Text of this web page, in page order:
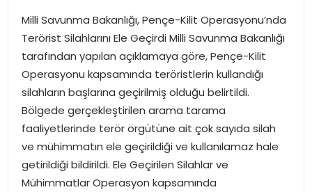
EKONOMI
MAGAZIN
SAĞLIK
SIYASET
SPOR
Milli Savunma Bakanlığı, Pençe-Kilit Operasyonu’nda
Terörist Silahlarını Ele Geçirdi Milli Savunma Bakanlığı
tarafından yapılan açıklamaya göre, Pençe-Kilit
Operasyonu kapsamında teröristlerin kullandığı
silahların başlarına geçirilmiş olduğu belirtildi.
Bölgede gerçekleştirilen arama tarama
faaliyetlerinde terör örgütüne ait çok sayıda silah
ve mühimmatın ele geçirildiği ve kullanılamaz hale
getirildiği bildirildi. Ele Geçirilen Silahlar ve
Mühimmatlar Operasyon kapsamında